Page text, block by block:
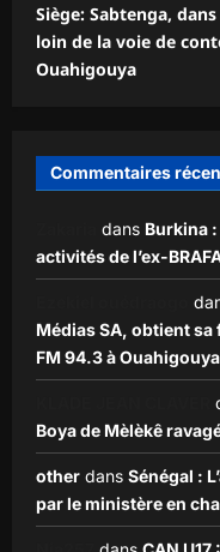
Siège: Sabtenga,
loin de la voie de
Ouahigouya
Commentaires
dans Burkina
activités de l’ex-
Médias SA, obtient
FM 94.3 à Ouahigouya
Boya de Mèlèkê
other dans Sénégal :
par le ministère en